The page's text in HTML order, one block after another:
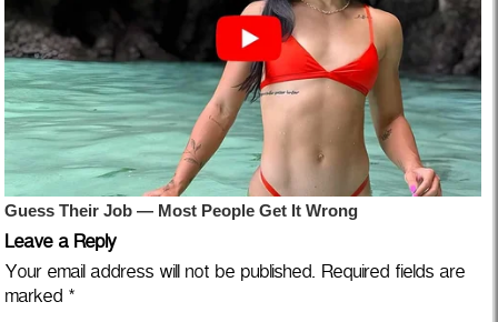
Leave a Reply
Your email address will not be published. Required fields are
marked *